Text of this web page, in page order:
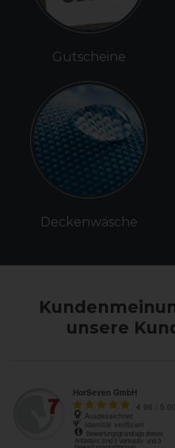
Gutscheine
Deckenwäsche
unsere